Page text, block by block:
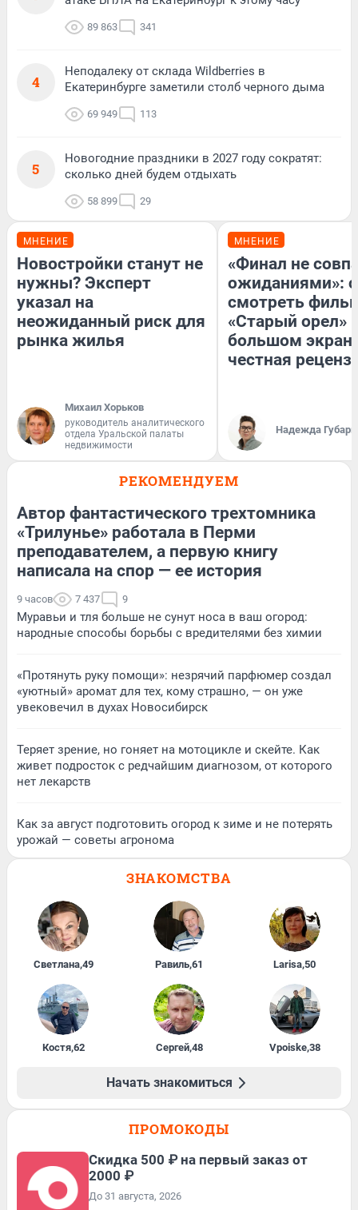
89 863 341
4
Неподалеку от склада Wildberries в
Екатеринбурге заметили столб черного дыма
69 949 113
5
Новогодние праздники в 2027 году сократят:
сколько дней будем отдыхать
58 899 29
МНЕНИЕ
Новостройки станут не
нужны? Эксперт
указал на
неожиданный риск для
рынка жилья
Михаил Хорьков
руководитель аналитического
отдела Уральской палаты
недвижимости
МНЕНИЕ
«Финал не
ожиданиями»:
смотреть
«Старый орел»
большом
честная
Надежда Губарь
РЕКОМЕНДУЕМ
Автор фантастического трехтомника
«Трилунье» работала в Перми
преподавателем, а первую книгу
написала на спор — ее история
9 часов 7 437 9
Муравьи и тля больше не сунут носа в ваш огород:
народные способы борьбы с вредителями без химии
«Протянуть руку помощи»: незрячий парфюмер создал
«уютный» аромат для тех, кому страшно, — он уже
увековечил в духах Новосибирск
Теряет зрение, но гоняет на мотоцикле и скейте. Как
живет подросток с редчайшим диагнозом, от которого
нет лекарств
Как за август подготовить огород к зиме и не потерять
урожай — советы агронома
ЗНАКОМСТВА
Светлана,49 Равиль,61 Larisa,50
Костя,62 Сергей,48 Vpoiske,38
Начать знакомиться
ПРОМОКОДЫ
Скидка 500 ₽ на первый заказ от
2000 ₽
До 31 августа, 2026